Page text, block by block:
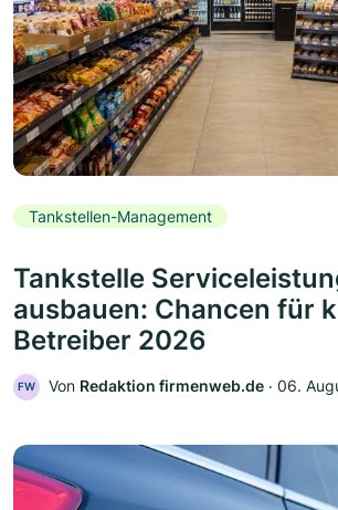
Tankstellen-Management
Tankstelle
ausbauen: Chancen für
Betreiber 2026
FW Von Redaktion firmenweb.de ‧ 06.